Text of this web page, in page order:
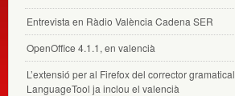
Entrevista en Ràdio València Cadena SER
OpenOffice 4.1.1, en valencià
L’extensió per al Firefox del corrector gramatical
LanguageTool ja inclou el valencià